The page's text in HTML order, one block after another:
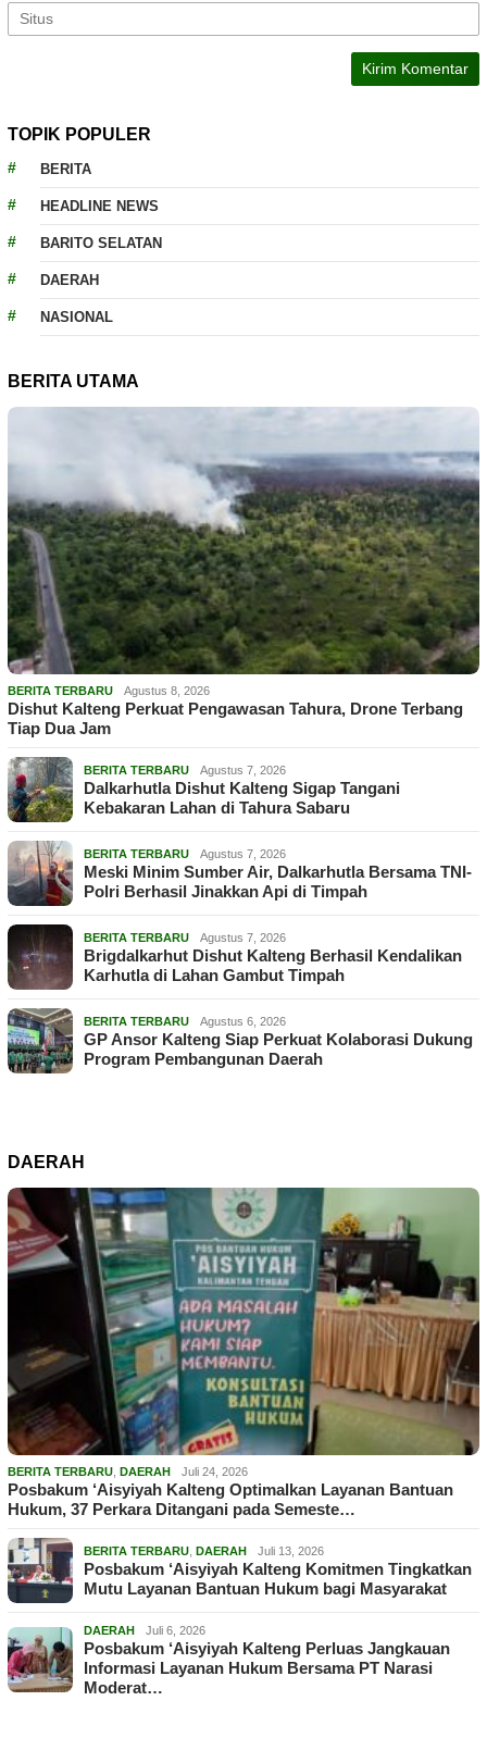
TOPIK POPULER
BERITA
HEADLINE NEWS
BARITO SELATAN
DAERAH
NASIONAL
BERITA UTAMA
BERITA TERBARU Agustus 8, 2026
Dishut Kalteng Perkuat Pengawasan Tahura, Drone Terbang
Tiap Dua Jam
BERITA TERBARU Agustus 7, 2026
Dalkarhutla Dishut Kalteng Sigap Tangani
Kebakaran Lahan di Tahura Sabaru
BERITA TERBARU Agustus 7, 2026
Meski Minim Sumber Air, Dalkarhutla Bersama TNI-
Polri Berhasil Jinakkan Api di Timpah
BERITA TERBARU Agustus 7, 2026
Brigdalkarhut Dishut Kalteng Berhasil Kendalikan
Karhutla di Lahan Gambut Timpah
BERITA TERBARU Agustus 6, 2026
GP Ansor Kalteng Siap Perkuat Kolaborasi Dukung
Program Pembangunan Daerah
DAERAH
BERITA TERBARU DAERAH Juli 24, 2026
Posbakum ‘Aisyiyah Kalteng Optimalkan Layanan Bantuan
Hukum, 37 Perkara Ditangani pada Semeste…
BERITA TERBARU DAERAH Juli 13, 2026
Posbakum ‘Aisyiyah Kalteng Komitmen Tingkatkan
Mutu Layanan Bantuan Hukum bagi Masyarakat
DAERAH Juli 6, 2026
Posbakum ‘Aisyiyah Kalteng Perluas Jangkauan
Informasi Layanan Hukum Bersama PT Narasi
Moderat…